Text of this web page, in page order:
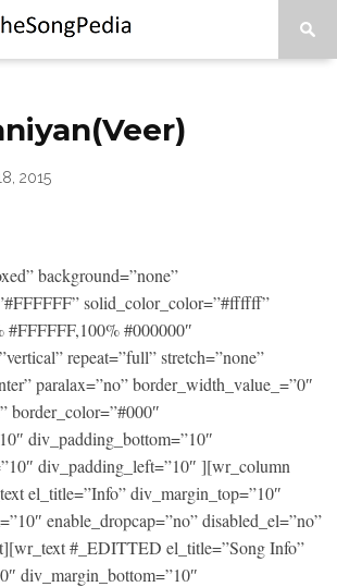
2015
background=”none”
solid_color_color=”#ffffff”
#FFFFFF,100% #000000″
repeat=”full” stretch=”none”
paralax=”no” border_width_value_=”0″
border_color=”#000″
div_padding_bottom=”10″
div_padding_left=”10″ ][wr_column
el_title=”Info” div_margin_top=”10″
enable_dropcap=”no” disabled_el=”no”
#_EDITTED el_title=”Song Info”
div_margin_bottom=”10″